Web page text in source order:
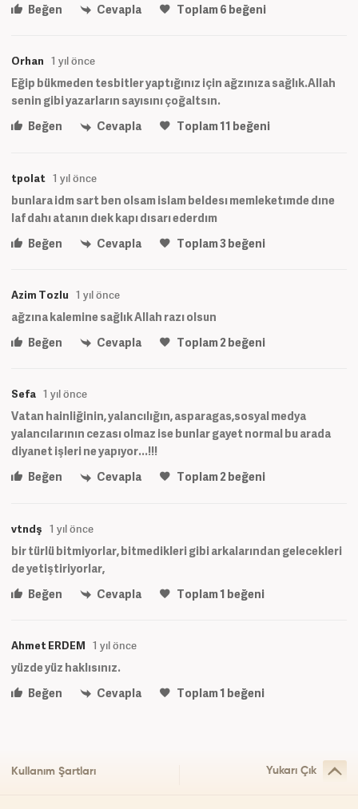
Beğen
Cevapla Toplam6 beğeni
Orhan 1 yıl önce
Eğip bükmeden tesbitler yaptığınız için ağzınıza sağlık.Allah
senin gibi yazarların sayısını çoğaltsın.
Beğen
Cevapla Toplam11 beğeni
tpolat 1 yıl önce
bunlara idm sart ben olsam islam beldesı memleketımde dıne
laf dahı atanın dıek kapı dısarı ederdım
Beğen
Cevapla Toplam3beğeni
Azim Tozlu 1 yıl önce
ağzına kalemine sağlık Allah razı olsun
Beğen
Cevapla Toplam2beğeni
Sefa 1 yıl önce
Vatan hainliğinin, yalancılığın, asparagas,sosyal medya
yalancılarının cezası olmaz ise bunlar gayet normal bu arada
diyanet işleri ne yapıyor...!!!
Beğen
Cevapla Toplam2beğeni
vtndş 1 yıl önce
bir türlü bitmiyorlar, bitmedikleri gibi arkalarından gelecekleri
de yetiştiriyorlar,
Beğen
Cevapla Toplam1 beğeni
Ahmet ERDEM 1 yıl önce
yüzde yüz haklısınız.
Beğen
Cevapla Toplam1 beğeni
Kullanım Şartları Yukarı Çık